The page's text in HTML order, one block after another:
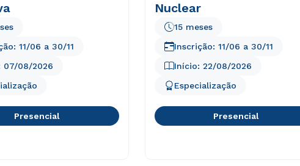
07/08/2026
11/06 a 30/11
Presencial
Nuclear
Início: 22/08/2026
15 meses
Especialização
Inscrição: 11/06 a 30/11
Presencial